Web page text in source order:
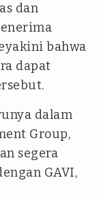
dan
bahwa
dapat
dalam
Group,
segera
GAVI,